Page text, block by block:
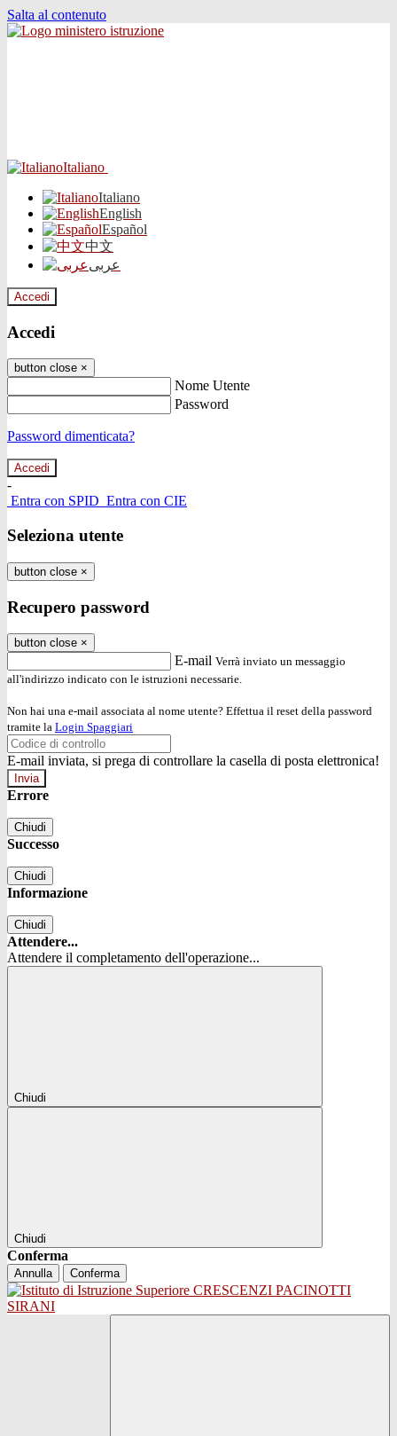
Salta al contenuto
Italiano
Italiano
English
Español
中文
عربى
Accedi
Accedi
button close ×
Nome Utente
Password
Password dimenticata?
-
Entra con SPID Entra con CIE
Seleziona utente
button close ×
Recupero password
button close ×
E-mail Verrà inviato un messaggio
all'indirizzo indicato con le istruzioni necessarie.
Non hai una e-mail associata al nome utente? Effettua il reset della password
tramite la Login Spaggiari
E-mail inviata, si prega di controllare la casella di posta elettronica!
Errore
Chiudi
Successo
Chiudi
Informazione
Chiudi
Attendere...
Attendere il completamento dell'operazione...
Chiudi
Chiudi
Conferma
Annulla Conferma